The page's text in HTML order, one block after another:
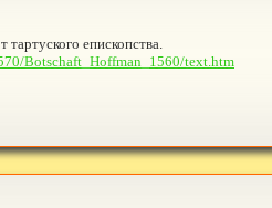
епископства.
Botschaft_Hoffman_1560/text.htm